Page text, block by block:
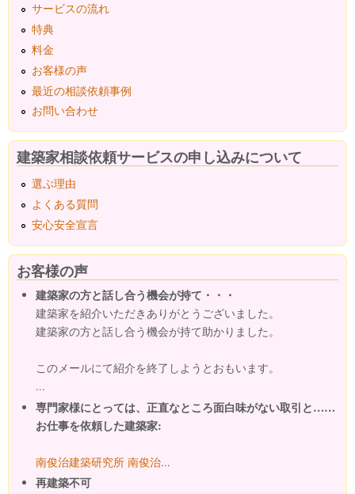
サービスの流れ
特典
料金
お客様の声
最近の相談依頼事例
お問い合わせ
建築家相談依頼サービスの申し込みについて
選ぶ理由
よくある質問
安心安全宣言
お客様の声
建築家の方と話し合う機会が持て・・・
建築家を紹介いただきありがとうございました。
建築家の方と話し合う機会が持て助かりました。
このメールにて紹介を終了しようとおもいます。
...
専門家様にとっては、正直なところ面白味がない取引と……
お仕事を依頼した建築家:
南俊治建築研究所 南俊治...
再建築不可